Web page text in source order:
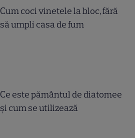
Cum coci vinetele la bloc, fără
să umpli casa de fum
Ce este pământul de diatomee
și cum se utilizează